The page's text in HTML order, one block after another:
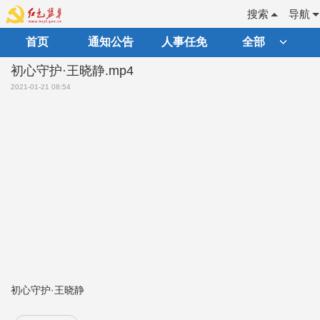
导航
搜索
首页 通知公告 人事任免 全部
初心守护·王晓静.mp4
2021-01-21 08:54
初心守护·王晓静